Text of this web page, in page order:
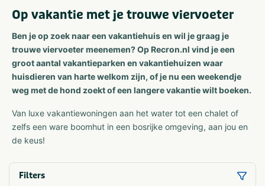
Op vakantie met je trouwe viervoeter
Ben je op zoek naar een vakantiehuis en wil je graag je
trouwe viervoeter meenemen? Op Recron.nl vind je een
groot aantal vakantieparken en vakantiehuizen waar
huisdieren van harte welkom zijn, of je nu een weekendje
weg met de hond zoekt of een langere vakantie wilt boeken.
Van luxe vakantiewoningen aan het water tot een chalet of
zelfs een ware boomhut in een bosrijke omgeving, aan jou en
de keus!
Filters